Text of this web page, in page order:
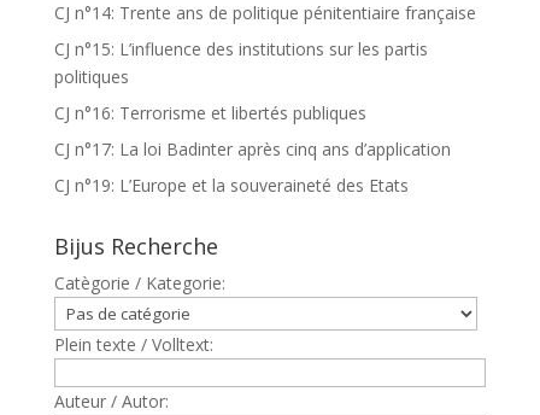
CJ n°14: Trente ans de politique pénitentiaire française
CJ n°15: L’influence des institutions sur les partis
politiques
CJ n°16: Terrorisme et libertés publiques
CJ n°17: La loi Badinter après cinq ans d’application
CJ n°19: L’Europe et la souveraineté des Etats
Bijus Recherche
Catègorie / Kategorie:
Plein texte / Volltext:
Auteur / Autor: